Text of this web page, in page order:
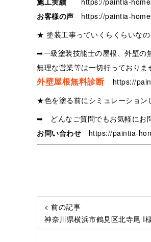
お客様の声
https://paintia-
★ 塗装工事っていくらくらいな
➡一級塗装技能士の屋根、外壁の
無理な営業等は一切行っておりま
外壁屋根無料診断
https://
★色を塗る前にシミュレーショ
➡ どんなご質問でもお気軽にお
お問い合わせ
https://paintia-
< 前の記事
神奈川県横浜市鶴見区北寺尾 I